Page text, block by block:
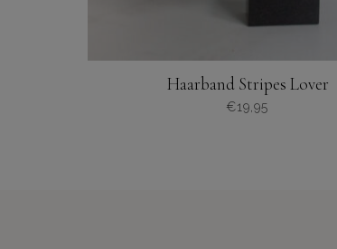
Haarband Stripes Lover
€19,95